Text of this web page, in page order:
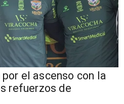
el ascenso con la
refuerzos de